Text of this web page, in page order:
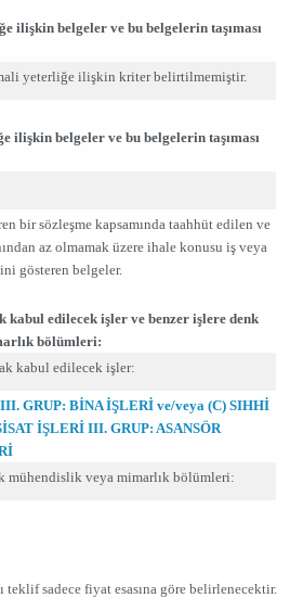
ilişkin belgeler ve bu belgelerin taşıması
yeterliğe ilişkin kriter belirtilmemiştir.
ilişkin belgeler ve bu belgelerin taşıması
bir sözleşme kapsamında taahhüt edilen ve
az olmamak üzere ihale konusu iş veya
gösteren belgeler.
kabul edilecek işler ve benzer işlere denk
bölümleri:
kabul edilecek işler:
GRUP: BİNA İŞLERİ ve/veya (C) SIHHİ
İŞLERİ III. GRUP: ASANSÖR
mühendislik veya mimarlık bölümleri:
teklif sadece fiyat esasına göre belirlenecektir.